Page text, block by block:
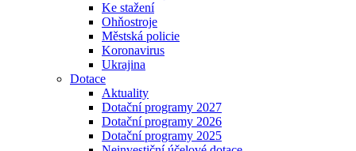
Ke stažení
Ohňostroje
Městská policie
Koronavirus
Ukrajina
Dotace
Aktuality
Dotační programy 2027
Dotační programy 2026
Dotační programy 2025